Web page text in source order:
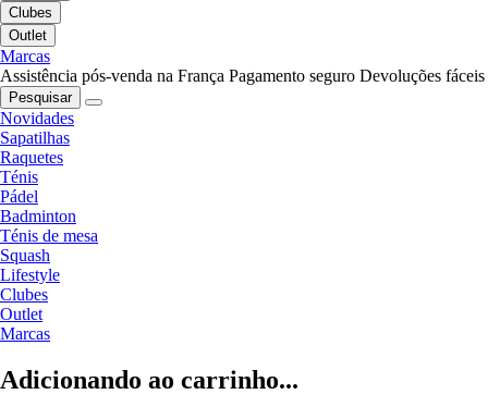
Clubes
Outlet
Marcas
Assistência pós-venda na França Pagamento seguro Devoluções fáceis
Pesquisar
Novidades
Sapatilhas
Raquetes
Ténis
Pádel
Badminton
Ténis de mesa
Squash
Lifestyle
Clubes
Outlet
Marcas
Adicionando ao carrinho...